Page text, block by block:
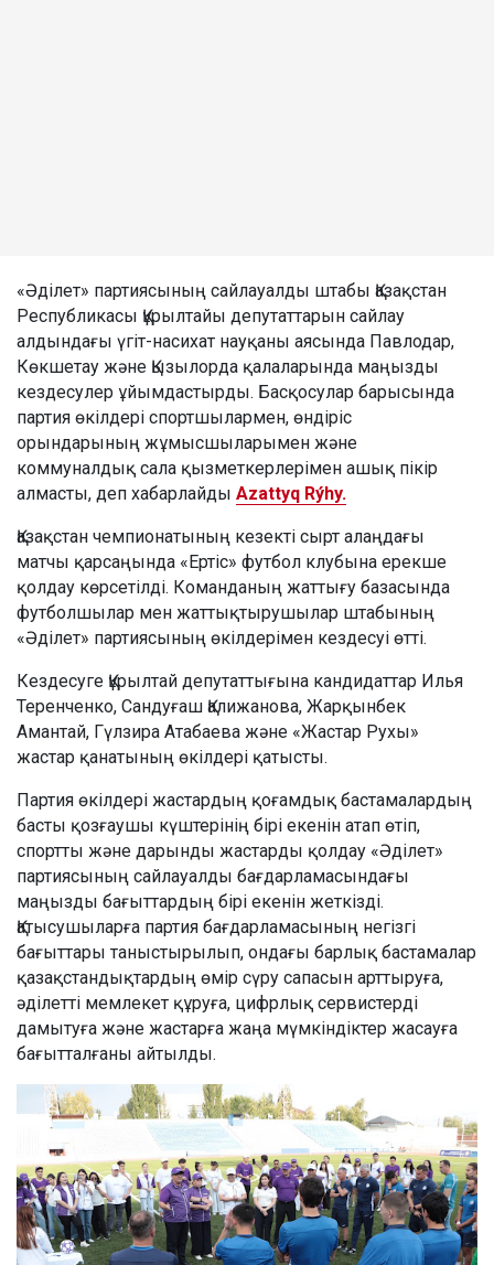
«Әділет» партиясының сайлауалды штабы Қазақстан
Республикасы Құрылтайы депутаттарын сайлау
алдындағы үгіт-насихат науқаны аясында Павлодар,
Көкшетау және Қызылорда қалаларында маңызды
кездесулер ұйымдастырды. Басқосулар барысында
партия өкілдері спортшылармен, өндіріс
орындарының жұмысшыларымен және
коммуналдық сала қызметкерлерімен ашық пікір
алмасты, деп хабарлайды Azattyq Rýhy.
Қазақстан чемпионатының кезекті сырт алаңдағы
матчы қарсаңында «Ертіс» футбол клубына ерекше
қолдау көрсетілді. Команданың жаттығу базасында
футболшылар мен жаттықтырушылар штабының
«Әділет» партиясының өкілдерімен кездесуі өтті.
Кездесуге Құрылтай депутаттығына кандидаттар Илья
Теренченко, Сандуғаш Қалижанова, Жарқынбек
Амантай, Гүлзира Атабаева және «Жастар Рухы»
жастар қанатының өкілдері қатысты.
Партия өкілдері жастардың қоғамдық бастамалардың
басты қозғаушы күштерінің бірі екенін атап өтіп,
спортты және дарынды жастарды қолдау «Әділет»
партиясының сайлауалды бағдарламасындағы
маңызды бағыттардың бірі екенін жеткізді.
Қатысушыларға партия бағдарламасының негізгі
бағыттары таныстырылып, ондағы барлық бастамалар
қазақстандықтардың өмір сүру сапасын арттыруға,
әділетті мемлекет құруға, цифрлық сервистерді
дамытуға және жастарға жаңа мүмкіндіктер жасауға
бағытталғаны айтылды.